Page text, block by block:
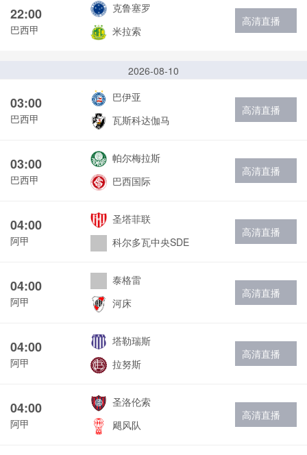
22:00
巴西甲
克鲁塞罗
米拉索
高清直播
2026-08-10
03:00
巴西甲
巴伊亚
瓦斯科达伽马
高清直播
03:00
巴西甲
帕尔梅拉斯
巴西国际
高清直播
04:00
阿甲
圣塔菲联
科尔多瓦中央SDE
高清直播
04:00
阿甲
泰格雷
河床
高清直播
04:00
阿甲
塔勒瑞斯
拉努斯
高清直播
04:00
阿甲
圣洛伦索
飓风队
高清直播